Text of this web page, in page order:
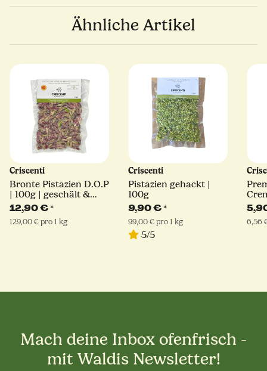
Ähnliche Artikel
Criscenti
Bronte Pistazien D.O.P
| 100g | geschält &
naturbelassen
12,90 €*
129,00 € pro 1 kg
Criscenti
Pistazien gehackt |
100g
9,90 €*
99,00 € pro 1 kg
5/5
6,56
Mach deine Inbox ofenfrisch -
mit Waldis Newsletter!